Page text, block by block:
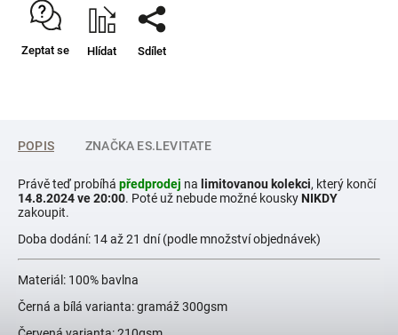
Zeptat se Hlídat Sdílet
POPIS ZNAČKA ES.LEVITATE
Právě teď probíhá předprodej na limitovanou kolekci, který končí
14.8.2024 ve 20:00. Poté už nebude možné kouskyNIKDY
zakoupit.
Doba dodání: 14 až 21 dní (podle množství objednávek)
Materiál: 100% bavlna
Černá a bílá varianta: gramáž 300gsm